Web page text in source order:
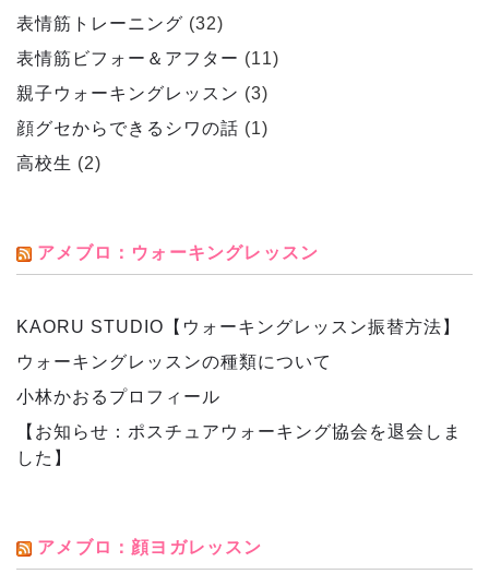
表情筋トレーニング (32)
表情筋ビフォー＆アフター (11)
親子ウォーキングレッスン (3)
顔グセからできるシワの話 (1)
高校生 (2)
アメブロ：ウォーキングレッスン
KAORU STUDIO【ウォーキングレッスン振替方法】
ウォーキングレッスンの種類について
小林かおるプロフィール
【お知らせ：ポスチュアウォーキング協会を退会しま
した】
アメブロ：顔ヨガレッスン